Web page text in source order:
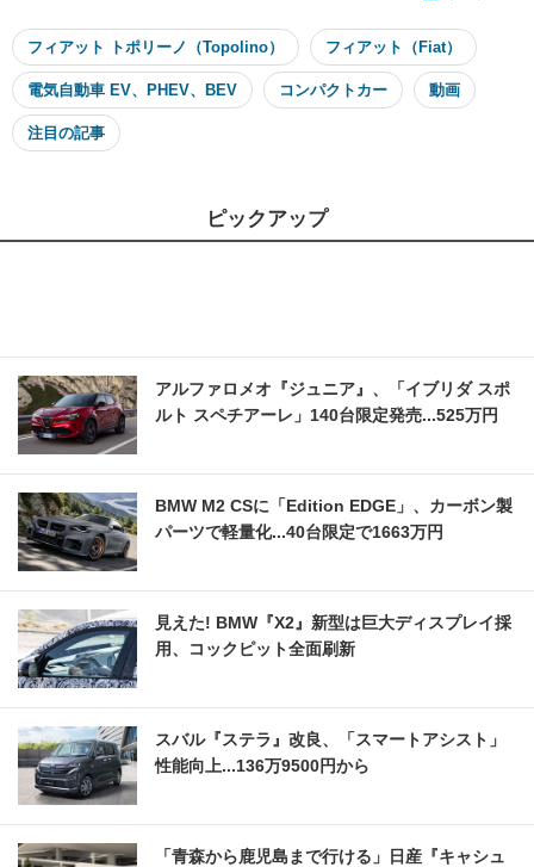
フィアット トポリーノ（Topolino） フィアット（Fiat）
電気自動車 EV、PHEV、BEV コンパクトカー 動画
注目の記事
ピックアップ
アルファロメオ『ジュニア』、「イブリダ スポ
ルト スペチアーレ」140台限定発売...525万円
BMW M2 CSに「Edition EDGE」、カーボン製
パーツで軽量化...40台限定で1663万円
見えた! BMW『X2』新型は巨大ディスプレイ採
用、コックピット全面刷新
スバル『ステラ』改良、「スマートアシスト」
性能向上...136万9500円から
「青森から鹿児島まで行ける」日産『キャシュ